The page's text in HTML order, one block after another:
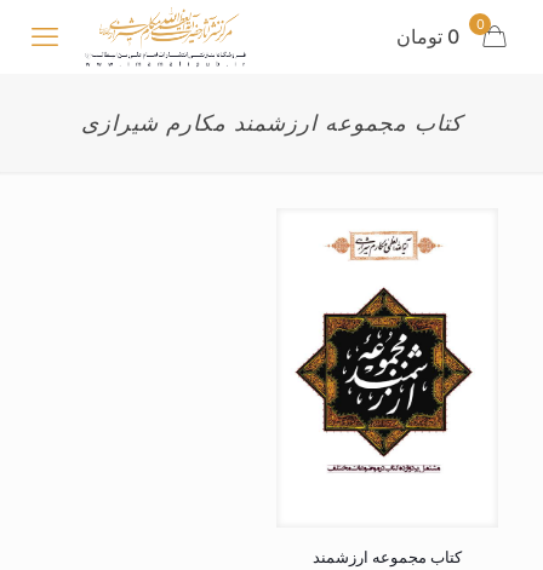
0 0 تومان
کتاب مجموعه ارزشمند مکارم شیرازی
کتاب مجموعه ارزشمند